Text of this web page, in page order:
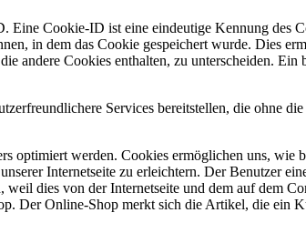
Cookie-ID ist eine eindeutige Kennung des
in dem das Cookie gespeichert wurde. Dies
andere Cookies enthalten, zu unterscheiden. Ein
Services bereitstellen, die ohne
optimiert werden. Cookies ermöglichen uns, wie
Internetseite zu erleichtern. Der Benutzer
dies von der Internetseite und dem auf dem
Der Online-Shop merkt sich die Artikel, die ein